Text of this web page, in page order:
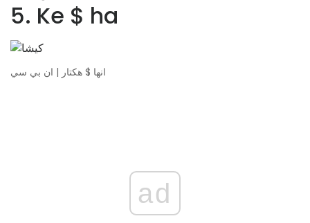
5. Ke $ ha
انها $ هكتار | ان بي سي
ad